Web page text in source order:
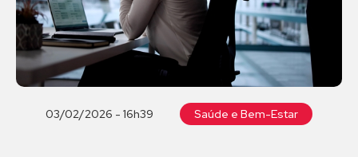
03/02/2026 - 16h39 Saúde e Bem-Estar